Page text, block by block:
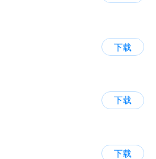
下载
下载
下载